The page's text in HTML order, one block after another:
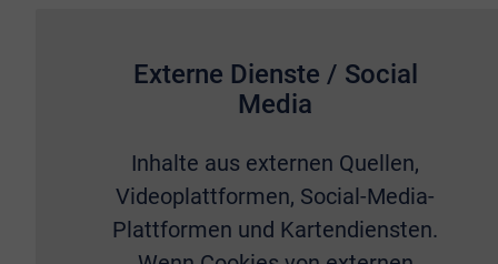
Externe Dienste / Social
Media
Inhalte aus externen Quellen,
Videoplattformen, Social-Media-
Plattformen und Kartendiensten.